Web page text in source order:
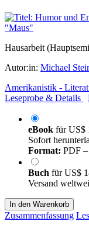
Hausarbeit
Autor:in: Michael
Amerikanistik -
Leseprobe & Details
eBook fürUS$
Sofort
Format: PDF
Buch fürUS$
Versand
In den Warenkorb
Zusammenfassung